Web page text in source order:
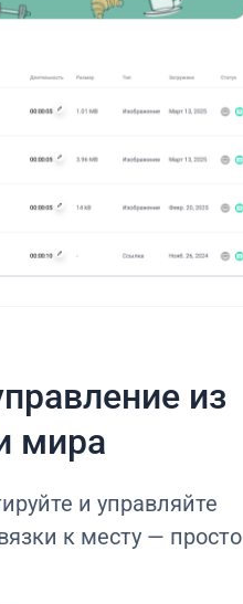
из
мира
и управляйте
к месту — просто